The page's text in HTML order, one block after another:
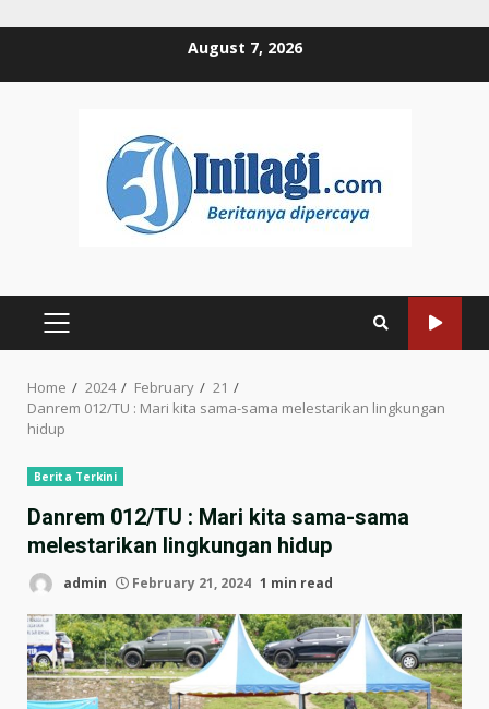
August 7, 2026
PRIMARY
Home 2024 February
21
Danrem 012/TU : Mari kita sama-sama melestarikan lingkungan
hidup
Berita Terkini
Danrem 012/TU : Mari kita sama-sama
melestarikan lingkungan hidup
admin February 21, 2024 1 min read